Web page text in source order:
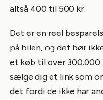
altså 400 til 500 kr.
Det er en reel
på bilen, og det bør
et køb til over 300.000
sælge dig et link som
det fordi de ikke har